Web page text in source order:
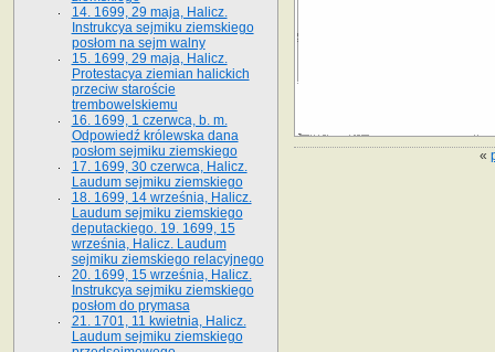
«
14. 1699, 29 maja, Halicz.
Instrukcya sejmiku ziemskiego
posłom na sejm walny
15. 1699, 29 maja, Halicz.
Protestacya ziemian halickich
przeciw staroście
trembowelskiemu
16. 1699, 1 czerwca, b. m.
Odpowiedź królewska dana
posłom sejmiku ziemskiego
17. 1699, 30 czerwca, Halicz.
Laudum sejmiku ziemskiego
18. 1699, 14 września, Halicz.
Laudum sejmiku ziemskiego
deputackiego. 19. 1699, 15
września, Halicz. Laudum
sejmiku ziemskiego relacyjnego
20. 1699, 15 września, Halicz.
Instrukcya sejmiku ziemskiego
posłom do prymasa
21. 1701, 11 kwietnia, Halicz.
Laudum sejmiku ziemskiego